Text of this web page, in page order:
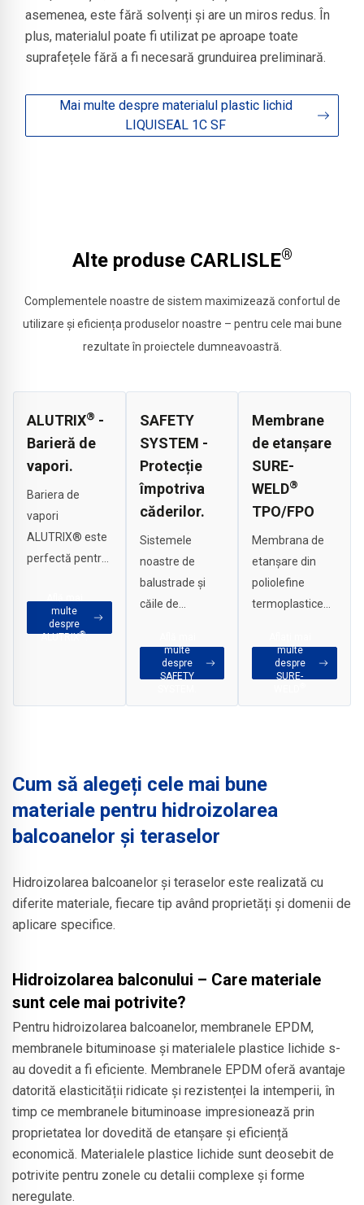
asemenea, este fără solvenți și are un miros redus. În
plus, materialul poate fi utilizat pe aproape toate
suprafețele fără a fi necesară grunduirea preliminară.
Mai multe despre materialul plastic lichid
LIQUISEAL 1C SF
Alte produse CARLISLE®
Complementele noastre de sistem maximizează confortul de
utilizare și eficiența produselor noastre – pentru cele mai bune
rezultate în proiectele dumneavoastră.
ALUTRIX® -
Barieră de
vapori.
Bariera de
vapori
ALUTRIX® este
perfectă pentru
rapidă și
economică în
sau pentru
sigure în timpul
fazei de
construcție.
multe
despre
ALUTRIX®.
SAFETY
SYSTEM -
Protecție
împotriva
căderilor.
Sistemele
noastre de
balustrade și
căile de
o protecție
sigură și fiabilă
căderilor, chiar și
reparații
ulterioare.
multe
despre
SAFETY
Membrane
de etanșare
SURE-
WELD®
TPO/FPO
Membrana de
etanșare din
poliolefine
termoplastice
calitate, cu un
singur strat –
concepută
comerciale de
mari dimensiuni
multe
despre
SURE-
Cum să alegeți cele mai bune
materiale pentru hidroizolarea
balcoanelor și teraselor
Hidroizolarea balcoanelor și teraselor este realizată cu
diferite materiale, fiecare tip având proprietăți și domenii de
aplicare specifice.
Hidroizolarea balconului – Care materiale
sunt cele mai potrivite?
Pentru hidroizolarea balcoanelor, membranele EPDM,
membranele bituminoase și materialele plastice lichide s-
au dovedit a fi eficiente. Membranele EPDM oferă avantaje
datorită elasticității ridicate și rezistenței la intemperii, în
timp ce membranele bituminoase impresionează prin
proprietatea lor dovedită de etanșare și eficiență
economică. Materialele plastice lichide sunt deosebit de
potrivite pentru zonele cu detalii complexe și forme
neregulate.